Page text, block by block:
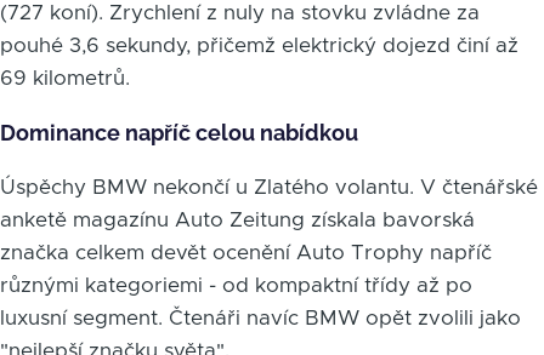
(727 koní). Zrychlení z nuly na stovku zvládne za
pouhé 3,6 sekundy, přičemž elektrický dojezd činí až
69 kilometrů.
Dominance napříč celou nabídkou
Úspěchy BMW nekončí u Zlatého volantu. V čtenářské
anketě magazínu Auto Zeitung získala bavorská
značka celkem devět ocenění Auto Trophy napříč
různými kategoriemi - od kompaktní třídy až po
luxusní segment. Čtenáři navíc BMW opět zvolili jako
"nejlepší značku světa".